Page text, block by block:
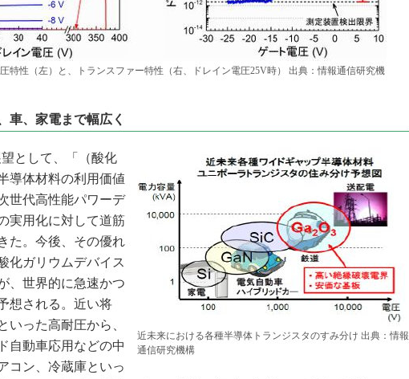
特性（左）と、トランスファー特性（右、ドレイン電圧25V時） 出典：情報通信研究機
車、家電まで幅広く
近未来における各種半導体トランジスタのすみ分け 出典：情報
通信研究機構
として、「（酸化
導体材料の利用価値
世代高性能パワーデ
実用化に対して道筋
た。今後、その優れ
化ガリウムデバイス
、世界的に急速かつ
想される。近い将
いった高耐圧から、
自動車応用などの中
コン、冷蔵庫といっ